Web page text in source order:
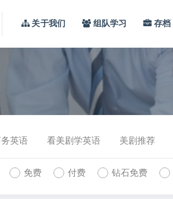
关于我们 组队学习 存档
务英语 看美剧学英语 美剧推荐
免费 付费 钻石免费